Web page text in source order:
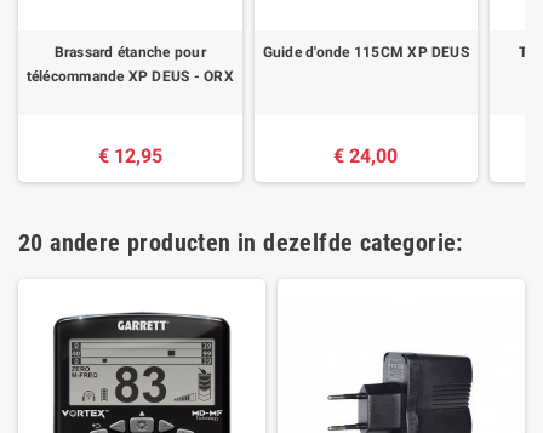
Brassard étanche pour
télécommande XP DEUS - ORX
€ 12,95
Guide d'onde 115CM XP DEUS
€ 24,00
20 andere producten in dezelfde categorie: